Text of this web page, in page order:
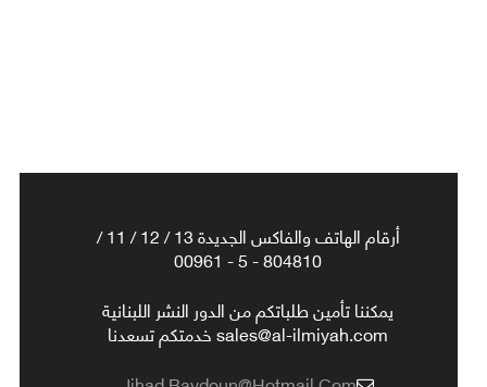
أرقام الهاتف والفاكس الجديدة 13 / 12 / 11 /
804810 - 5 - 00961
يمكننا تأمين طلباتكم من الدور النشر اللبنانية
sales@al-ilmiyah.com خدمتكم تسعدنا